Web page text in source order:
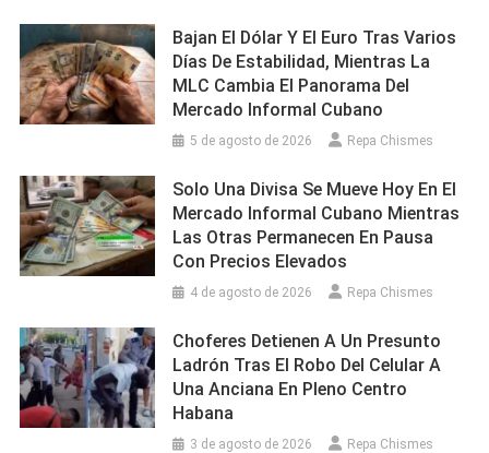
Bajan El Dólar Y El Euro Tras Varios
Días De Estabilidad, Mientras La
MLC Cambia El Panorama Del
Mercado Informal Cubano
5 de agosto de 2026 Repa Chismes
Solo Una Divisa Se Mueve Hoy En El
Mercado Informal Cubano Mientras
Las Otras Permanecen En Pausa
Con Precios Elevados
4 de agosto de 2026 Repa Chismes
Choferes Detienen A Un Presunto
Ladrón Tras El Robo Del Celular A
Una Anciana En Pleno Centro
Habana
3 de agosto de 2026 Repa Chismes